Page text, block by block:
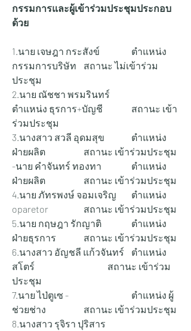
กรรมการและผู้เข้าร่วมประชุมประกอบ
ด้วย
1.นาย เจษฎา กระสังข์ 		ตำแหน่ง
กรรมการบริษัท 	สถานะ ไม่เข้าร่วม
ประชุม
2.นาย ณัชชา พรมรินทร์
ตำแหน่ง ธุรการ+บัญชี 		สถานะ เข้า
ร่วมประชุม
3.นางสาว สวลี อุดมสุข 		ตำแหน่ง
ฝ่ายผลิต 		สถานะ เข้าร่วมประชุม
-นาย คำจันทร์ ทองทา 		ตำแหน่ง
ฝ่ายผลิต 		สถานะ เข้าร่วมประชุม
4.นาย ภัทรพงษ์ จอมเจริญ 	ตำแหน่ง
oparetor 		สถานะ เข้าร่วมประชุม
5.นาย กฤษฎา รักญาติ 		ตำแหน่ง
ฝ่ายธุรการ 		สถานะ เข้าร่วมประชุม
6.นางสาว อัญชลี แก้วจันทร์ 	ตำแหน่ง
สโตร์ 			สถานะ เข้าร่วม
ประชุม
7.นาย ไป่ตูเซ - 			ตำแหน่ง ผู้
ช่วยช่าง 		สถานะ เข้าร่วมประชุม
8.นางสาว รุจิรา ปุริสาร